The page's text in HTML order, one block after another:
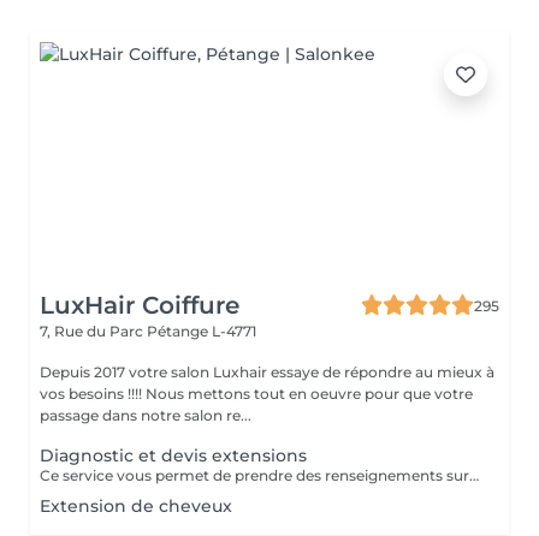
LuxHair Coiffure
295
7, Rue du Parc Pétange L-4771
Depuis 2017 votre salon Luxhair essaye de répondre au mieux à
vos besoins !!!! Nous mettons tout en oeuvre pour que votre
passage dans notre salon re...
Diagnostic et devis extensions
Ce service vous permet de prendre des renseignements sur une pose d'extension de cheveux ( devis,quantité de mèches,temps à prévoir) Le prix de ce service vous sera déduit si vous décidez de réaliser votre pose d'extensions.
Extension de cheveux